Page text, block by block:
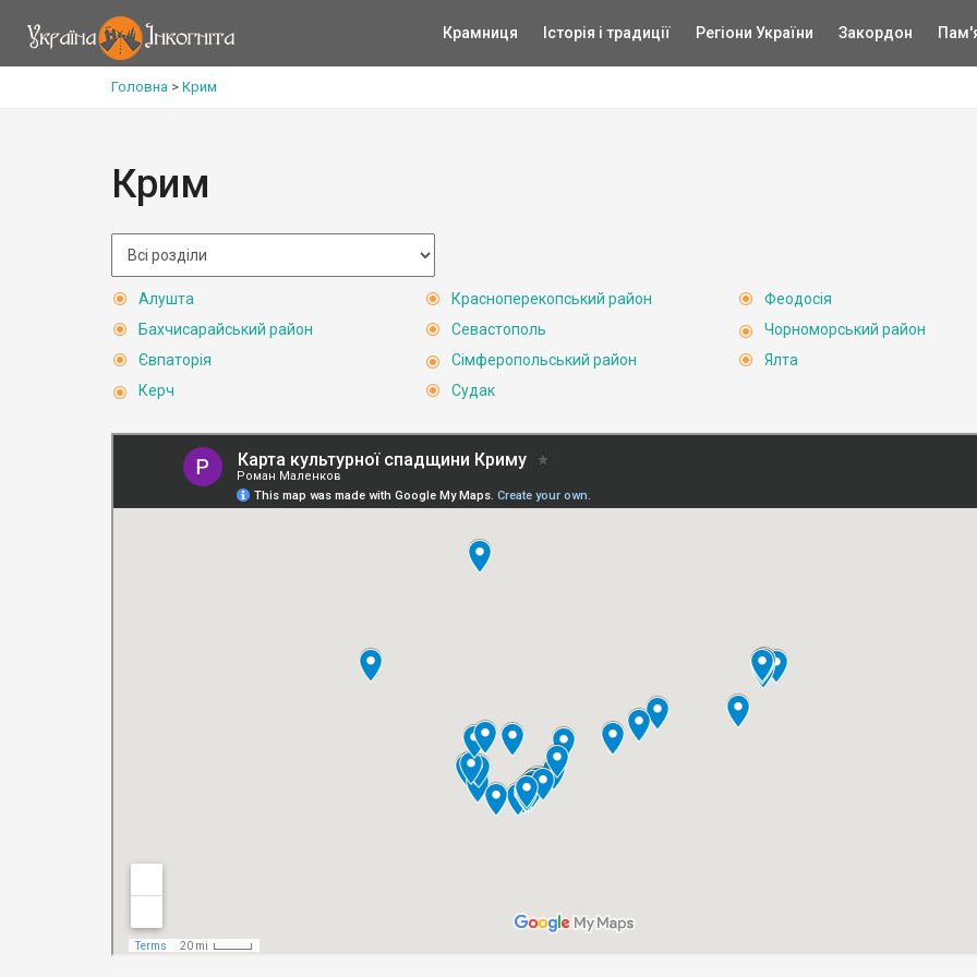
Крамниця Історія і традиції Регіони України Закордон
Головна > Крим
Крим
Алушта
Бахчисарайський район
Євпаторія
Керч
Красноперекопський район
Севастополь
Сімферопольський район
Судак
Феодосія
Чорноморський район
Ялта